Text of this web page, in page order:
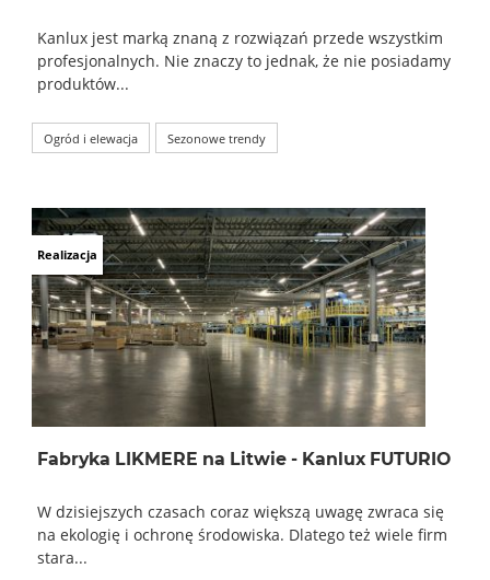
Kanlux jest marką znaną z rozwiązań przede wszystkim
profesjonalnych. Nie znaczy to jednak, że nie posiadamy
produktów...
Ogród i elewacja Sezonowe trendy
Realizacja
Fabryka LIKMERE na Litwie - Kanlux FUTURIO
W dzisiejszych czasach coraz większą uwagę zwraca się
na ekologię i ochronę środowiska. Dlatego też wiele firm
stara...